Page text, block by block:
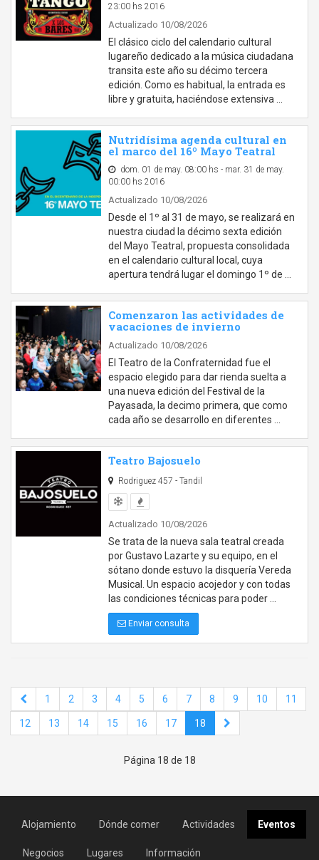
23:00 hs 2016
Actualizado 10/08/2026
El clásico ciclo del calendario cultural
lugareño dedicado a la música ciudadana
transita este año su décimo tercera
edición. Como es habitual, la entrada es
libre y gratuita, haciéndose extensiva …
Nutridísima agenda cultural en
el marco del 16º Mayo Teatral
dom. 01 de may. 08:00 hs - mar. 31 de may.
00:00 hs 2016
Actualizado 10/08/2026
Desde el 1º al 31 de mayo, se realizará en
nuestra ciudad la décimo sexta edición
del Mayo Teatral, propuesta consolidada
en el calendario cultural local, cuya
apertura tendrá lugar el domingo 1º de …
Comenzaron las actividades de
vacaciones de invierno
Actualizado 10/08/2026
El Teatro de la Confraternidad fue el
espacio elegido para dar rienda suelta a
una nueva edición del Festival de la
Payasada, la decimo primera, que como
cada año se desarrollo en diferentes …
Teatro Bajosuelo
Rodriguez 457 - Tandil
Actualizado 10/08/2026
Se trata de la nueva sala teatral creada
por Gustavo Lazarte y su equipo, en el
sótano donde estuvo la disquería Vereda
Musical. Un espacio acojedor y con todas
las condiciones técnicas para poder …
Enviar consulta
1 2 3 4 5 6 7 8 9 10 11
12 13 14 15 16 17 18
Página 18 de 18
Alojamiento Dónde comer Actividades Eventos
Negocios Lugares Información